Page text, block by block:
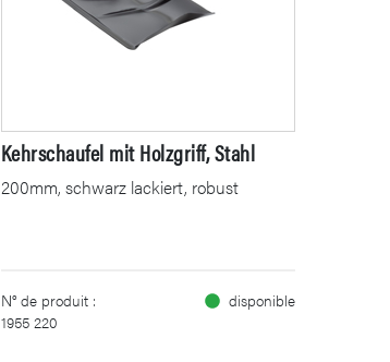
Kehrschaufel mit Holzgriff, Stahl
200mm, schwarz lackiert, robust
N° de produit :
1955 220
disponible